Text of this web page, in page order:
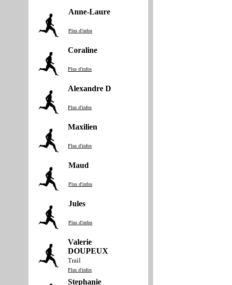
Anne‐Laure
Plus d'infos
Coraline
Plus d'infos
Alexandre D
Plus d'infos
Maxilien
Plus d'infos
Maud
Plus d'infos
Jules
Plus d'infos
Valerie
DOUPEUX
Trail
Plus d'infos
Stephanie